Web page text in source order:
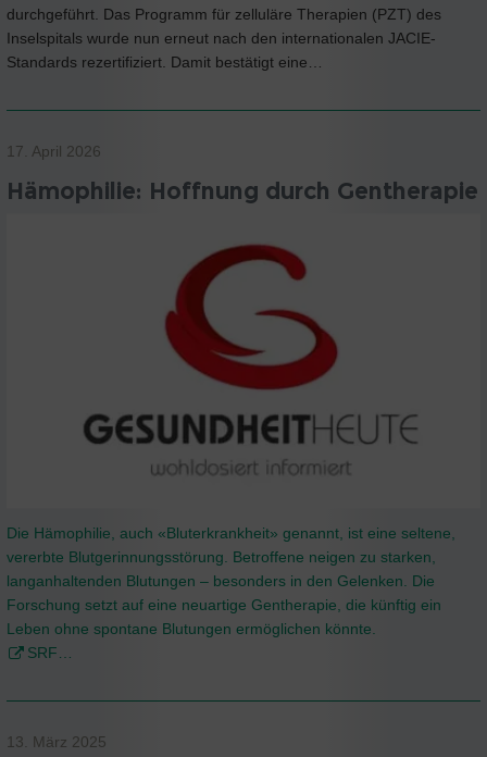
durchgeführt. Das Programm für zelluläre Therapien (PZT) des
Inselspitals wurde nun erneut nach den internationalen JACIE-
Standards rezertifiziert. Damit bestätigt eine…
17. April 2026
Hämophilie: Hoffnung durch Gentherapie
Die Hämophilie, auch «Bluterkrankheit» genannt, ist eine seltene,
vererbte Blutgerinnungsstörung. Betroffene neigen zu starken,
langanhaltenden Blutungen – besonders in den Gelenken. Die
Forschung setzt auf eine neuartige Gentherapie, die künftig ein
Leben ohne spontane Blutungen ermöglichen könnte.
SRF…
13. März 2025